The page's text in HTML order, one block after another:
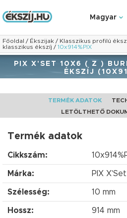
Magyar
Főoldal / Ékszijak / Klasszikus profilú
klasszikus ékszíj / 10x914%PIX
PIX X'SET 10X6 ( Z )
ÉKSZÍJ
TERMÉK ADATOK
LETÖLTHETŐ
Termék adatok
Cikkszám:
Márka: PIX X'Set
Szélesség: 10 mm
Hossz: 914 mm